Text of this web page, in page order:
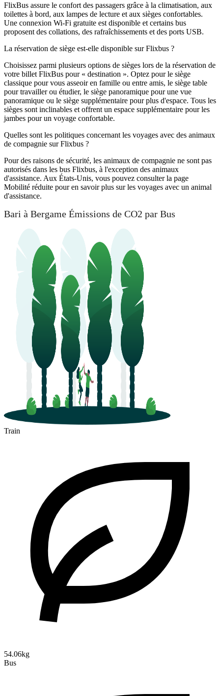
FlixBus assure le confort des passagers grâce à la climatisation, aux
toilettes à bord, aux lampes de lecture et aux sièges confortables.
Une connexion Wi-Fi gratuite est disponible et certains bus
proposent des collations, des rafraîchissements et des ports USB.
La réservation de siège est-elle disponible sur Flixbus ?
Choisissez parmi plusieurs options de sièges lors de la réservation de
votre billet FlixBus pour « destination ». Optez pour le siège
classique pour vous asseoir en famille ou entre amis, le siège table
pour travailler ou étudier, le siège panoramique pour une vue
panoramique ou le siège supplémentaire pour plus d'espace. Tous les
sièges sont inclinables et offrent un espace supplémentaire pour les
jambes pour un voyage confortable.
Quelles sont les politiques concernant les voyages avec des animaux
de compagnie sur Flixbus ?
Pour des raisons de sécurité, les animaux de compagnie ne sont pas
autorisés dans les bus Flixbus, à l'exception des animaux
d'assistance. Aux États-Unis, vous pouvez consulter la page
Mobilité réduite pour en savoir plus sur les voyages avec un animal
d'assistance.
Bari à Bergame Émissions de CO2 par Bus
Train
54.06kg
Bus